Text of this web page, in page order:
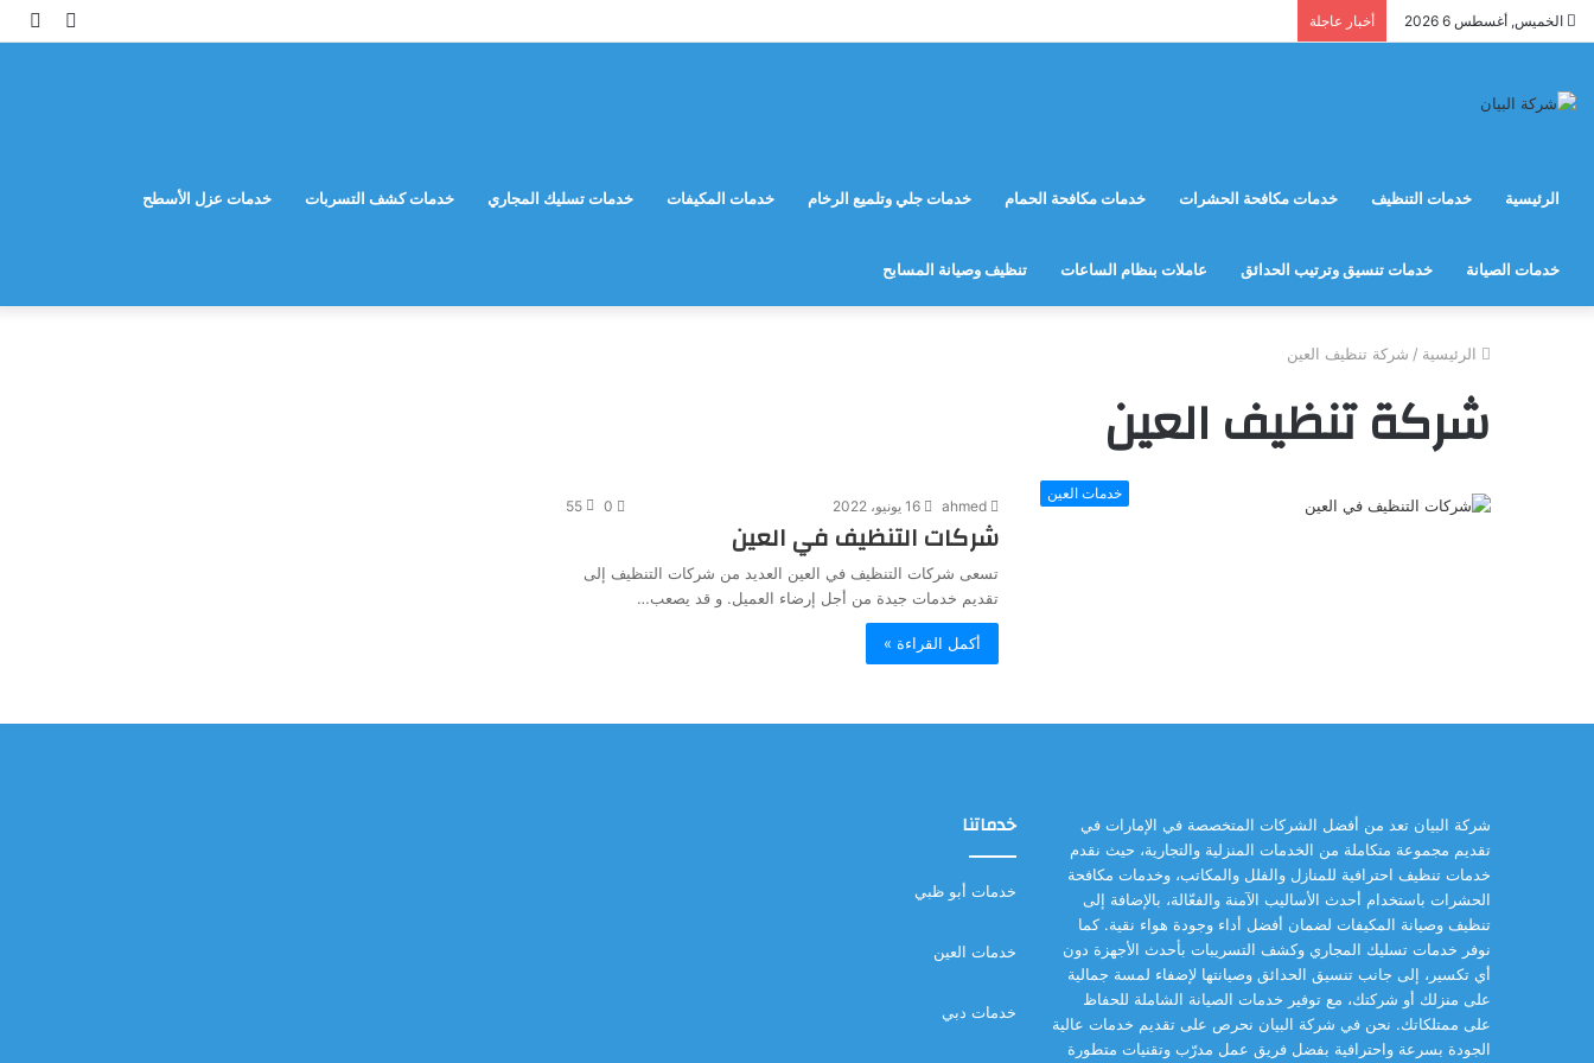
الخميس, أغسطس 6 2026 أخبار عاجلة
مقال
الرئيسية خدمات التنظيف خدمات مكافحة الحشرات خدمات مكافحة الحمام خدمات جلي وتلميع الرخام خدمات المكيفات خدمات تسليك المجاري خدمات كشف التسربات خدمات عزل الأسطح
خدمات الصيانة خدمات تنسيق وترتيب الحدائق عاملات بنظام الساعات تنظيف وصيانة المسابح
الرئيسية / شركة تنظيف العين
شركة تنظيف العين
خدمات العين
ahmed 16 يونيو، 2022 0
55
شركات التنظيف في العين
تسعى شركات التنظيف في العين العديد من شركات التنظيف إلى
تقديم خدمات جيدة من أجل إرضاء العميل. و قد يصعب…
أكمل القراءة »
شركة البيان تعد من أفضل الشركات المتخصصة في الإمارات في
تقديم مجموعة متكاملة من الخدمات المنزلية والتجارية، حيث نقدم
خدمات تنظيف احترافية للمنازل والفلل والمكاتب، وخدمات مكافحة
الحشرات باستخدام أحدث الأساليب الآمنة والفعّالة، بالإضافة إلى
تنظيف وصيانة المكيفات لضمان أفضل أداء وجودة هواء نقية. كما
نوفر خدمات تسليك المجاري وكشف التسريبات بأحدث الأجهزة دون
أي تكسير، إلى جانب تنسيق الحدائق وصيانتها لإضفاء لمسة جمالية
على منزلك أو شركتك، مع توفير خدمات الصيانة الشاملة للحفاظ
على ممتلكاتك. نحن في شركة البيان نحرص على تقديم خدمات عالية
الجودة بسرعة واحترافية بفضل فريق عمل مدرّب وتقنيات متطورة
خدماتنا
خدمات أبو ظبي
خدمات العين
خدمات دبي